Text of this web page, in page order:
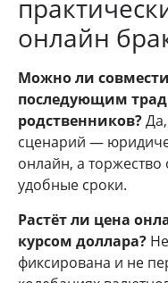
онлайн
Можно ли
последующим
родственников?
сценарий —
онлайн, а торжество
удобные сроки.
Растёт ли цена
курсом доллара?
фиксирована и не